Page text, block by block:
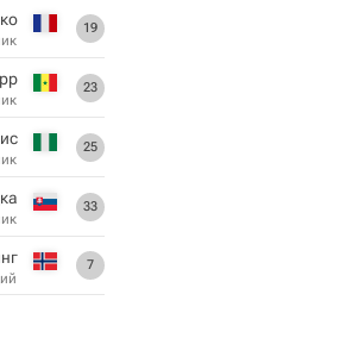
19
23
25
33
7